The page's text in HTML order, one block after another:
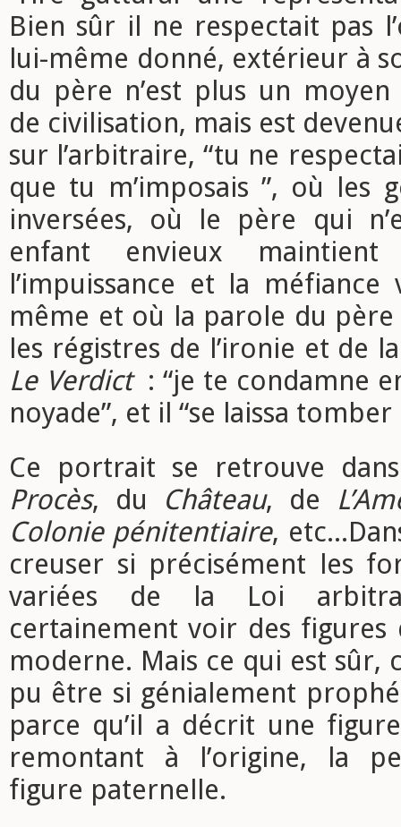
Bien sûr il ne respectait pas
lui-même donné, extérieur à
du père n’est plus un
de civilisation, mais est
sur l’arbitraire, “tu ne
que tu m’imposais ”, où les
inversées, où le père qui
enfant envieux
l’impuissance et la
même et où la parole du père
les régistres de l’ironie et de
Le Verdict : “je te condamne
noyade”, et il “se laissa tomber
Ce portrait se retrouve
Procès, du Château, de
Colonie pénitentiaire,
creuser si précisément les
variées de la Loi
certainement voir des
moderne. Mais ce qui est sûr,
pu être si génialement
parce qu’il a décrit une
remontant à l’origine, la
figure paternelle.